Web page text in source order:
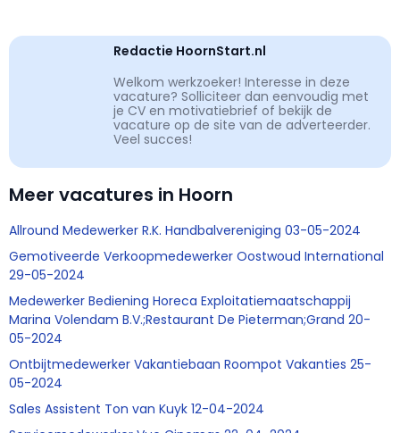
Redactie HoornStart.nl
Welkom werkzoeker! Interesse in deze
vacature? Solliciteer dan eenvoudig met
je CV en motivatiebrief of bekijk de
vacature op de site van de adverteerder.
Veel succes!
Meer vacatures in Hoorn
Allround Medewerker R.K. Handbalvereniging 03-05-2024
Gemotiveerde Verkoopmedewerker Oostwoud International
29-05-2024
Medewerker Bediening Horeca Exploitatiemaatschappij
Marina Volendam B.V.;Restaurant De Pieterman;Grand 20-
05-2024
Ontbijtmedewerker Vakantiebaan Roompot Vakanties 25-
05-2024
Sales Assistent Ton van Kuyk 12-04-2024